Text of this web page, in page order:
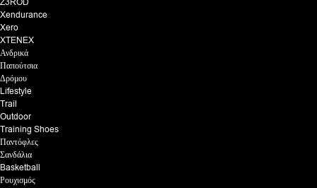
Xendurance
Xero
XTENEX
Ανδρικά
Παπούτσια
Δρόμου
Lifestyle
Trail
Outdoor
Training Shoes
Παντόφλες
Σανδάλια
Basketball
Ρουχισμός